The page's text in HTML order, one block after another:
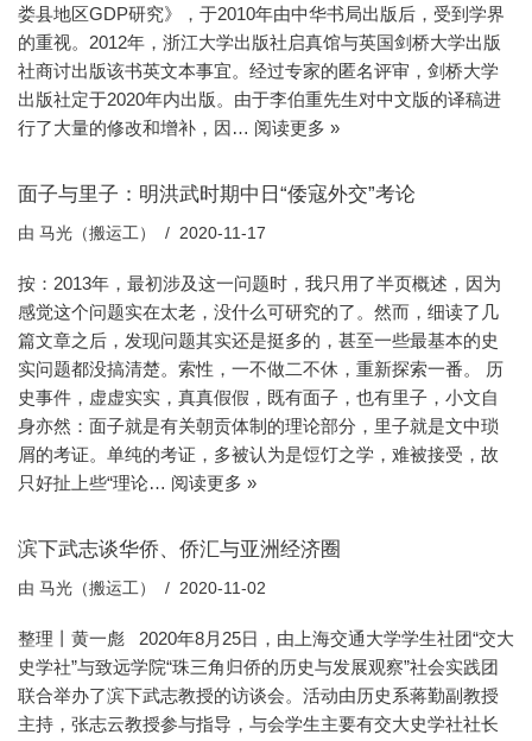
娄县地区GDP研究》，于2010年由中华书局出版后，受到学界
的重视。2012年，浙江大学出版社启真馆与英国剑桥大学出版
社商讨出版该书英文本事宜。经过专家的匿名评审，剑桥大学
出版社定于2020年内出版。由于李伯重先生对中文版的译稿进
行了大量的修改和增补，因… 阅读更多 »
面子与里子：明洪武时期中日“倭寇外交”考论
由 马光（搬运工） 2020-11-17
按：2013年，最初涉及这一问题时，我只用了半页概述，因为
感觉这个问题实在太老，没什么可研究的了。然而，细读了几
篇文章之后，发现问题其实还是挺多的，甚至一些最基本的史
实问题都没搞清楚。索性，一不做二不休，重新探索一番。 历
史事件，虚虚实实，真真假假，既有面子，也有里子，小文自
身亦然：面子就是有关朝贡体制的理论部分，里子就是文中琐
屑的考证。单纯的考证，多被认为是饾饤之学，难被接受，故
只好扯上些“理论… 阅读更多 »
滨下武志谈华侨、侨汇与亚洲经济圈
由 马光（搬运工） 2020-11-02
整理丨黄一彪 2020年8月25日，由上海交通大学学生社团“交大
史学社”与致远学院“珠三角归侨的历史与发展观察”社会实践团
联合举办了滨下武志教授的访谈会。活动由历史系蒋勤副教授
主持，张志云教授参与指导，与会学生主要有交大史学社社长